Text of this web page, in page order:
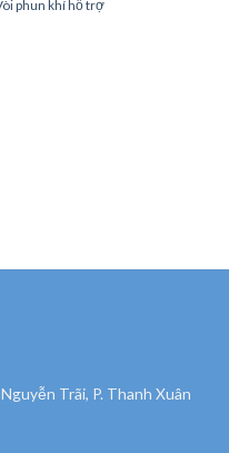
phun khí hỗ trợ
Trãi, P. Thanh Xuân